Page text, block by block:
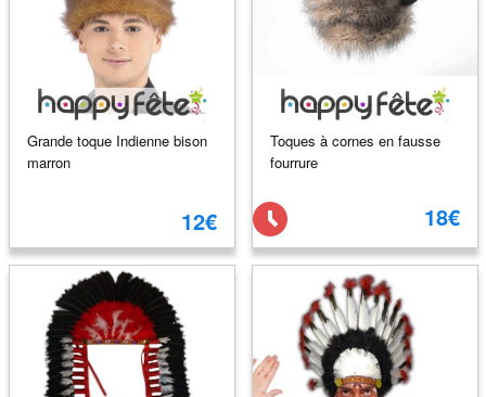
Grande toque Indienne bison
marron
12€
Toques à cornes en fausse
fourrure
18€